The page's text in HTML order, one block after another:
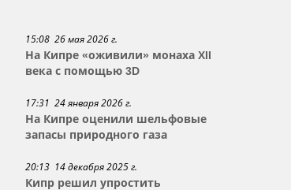
15:08 26 мая 2026 г.
На Кипре «оживили» монаха XII
века с помощью 3D
17:31 24 января 2026 г.
На Кипре оценили шельфовые
запасы природного газа
20:13 14 декабря 2025 г.
Кипр решил упростить